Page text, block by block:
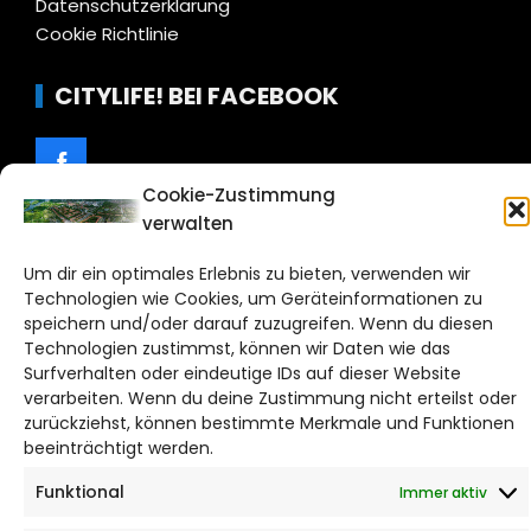
Cookie-Zustimmung
verwalten
Um dir ein optimales Erlebnis zu bieten, verwenden wir
Technologien wie Cookies, um Geräteinformationen zu
speichern und/oder darauf zuzugreifen. Wenn du diesen
Technologien zustimmst, können wir Daten wie das
Surfverhalten oder eindeutige IDs auf dieser Website
verarbeiten. Wenn du deine Zustimmung nicht erteilst oder
zurückziehst, können bestimmte Merkmale und Funktionen
beeinträchtigt werden.
Funktional
Immer aktiv
Datenschutzerklärung
Cookie Richtlinie
CITYLIFE! BEI FACEBOOK